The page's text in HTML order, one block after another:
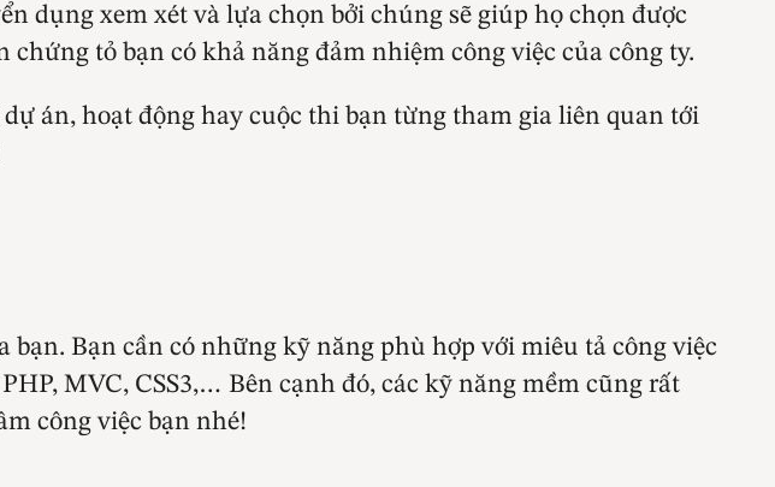
dụng xem xét và lựa chọn bởi chúng sẽ giúp họ chọn được
tỏ bạn có khả năng đảm nhiệm công việc của công ty.
án, hoạt động hay cuộc thi bạn từng tham gia liên quan tới
Bạn cần có những kỹ năng phù hợp với miêu tả công việc
MVC, CSS3,… Bên cạnh đó, các kỹ năng mềm cũng rất
công việc bạn nhé!